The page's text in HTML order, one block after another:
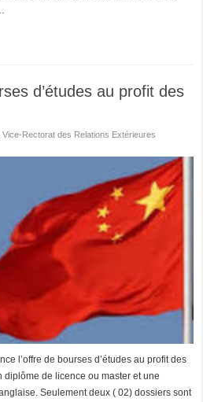
d’études au profit des
,Vice-Rectorat des Relations Extérieures
l’offre de bourses d’études au profit des
de licence ou master et une
Seulement deux ( 02) dossiers sont